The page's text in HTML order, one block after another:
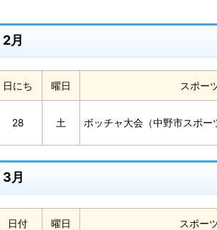
2月
日にち 曜日 スポー
28 土 ボッチャ大会（中野市スポー
3月
日付 曜日 スポー